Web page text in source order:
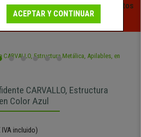
de Verano en Ofisillas! Descuentos
Tiempo Limitado - Ver Promo
CARVALLO, Estructura
Color Azul
IVA incluido)
ACEPTAR Y CONTINUAR